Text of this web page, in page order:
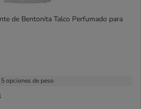
de Bentonita Talco Perfumado para
5 opciones de peso